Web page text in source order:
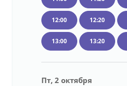
12:00 12:20
13:00 13:20
Пт, 2 октября